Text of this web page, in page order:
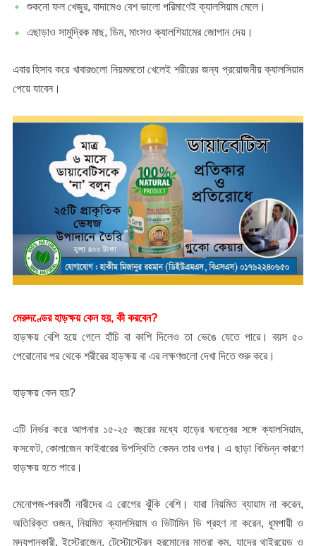
শুকনো ফল খেজুর, বাদামেও বেশ ভালো পরিমাণেই ক্যালসিয়াম মেলে।
এছাড়াও সামুদ্রিক মাছ, ডিম, মাংসও ক্যালশিয়ামের জোগান দেয়।
এবার হিসাব করে খাবারগুলো নিয়মমতো খেলেই শরীরের জন্য প্রয়োজনীয় ক্যালসিয়াম
পেয়ে যাবেন।
মেরুদণ্ডের হাড়ক্ষয় কেন হয়, কী করবেন?
হাড়ক্ষয় বেশি হয়ে গেলে হাঁচি বা কাশি দিলেও তা ভেঙে যেতে পারে। বয়স ৫০
পেরোনোর পর থেকে শরীরের হাড়ক্ষয় বা এর লক্ষণগুলো দেখা দিতে শুরু করে।
হাড়ক্ষয় কেন হয়?
এটি নির্ভর করে আপনার ১৫-২৫ বছরের মধ্যে হাড়ের ঘনত্বের সঙ্গে ক্যালসিয়াম,
ফসফেট, কোলাজেন ফাইবারের উপস্থিতি কেমন তার ওপর। এ ছাড়া বিভিন্ন কারণে
হাড়ক্ষয় হতে পারে।
মেনোপজ-পরবর্তী নারীদের এ রোগের ঝুঁকি বেশি। যারা নিয়মিত ব্যায়াম না করেন,
অতিরিক্ত ওজন, নিয়মিত ক্যালসিয়াম ও ভিটামিন ডি গ্রহণ না করেন, ধূমপায়ী ও
মদ্যপানকারী, ইস্ট্রোজেন, টেস্টোস্টেরন হরমোনের মাত্রা কম, যাদের থাইরয়েড ও